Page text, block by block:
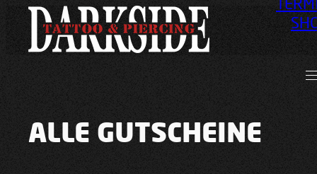
ALLE GUTSCHEINE